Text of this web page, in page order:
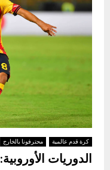
كرة قدم عالمية محترفونا بالخارج
الدوريات